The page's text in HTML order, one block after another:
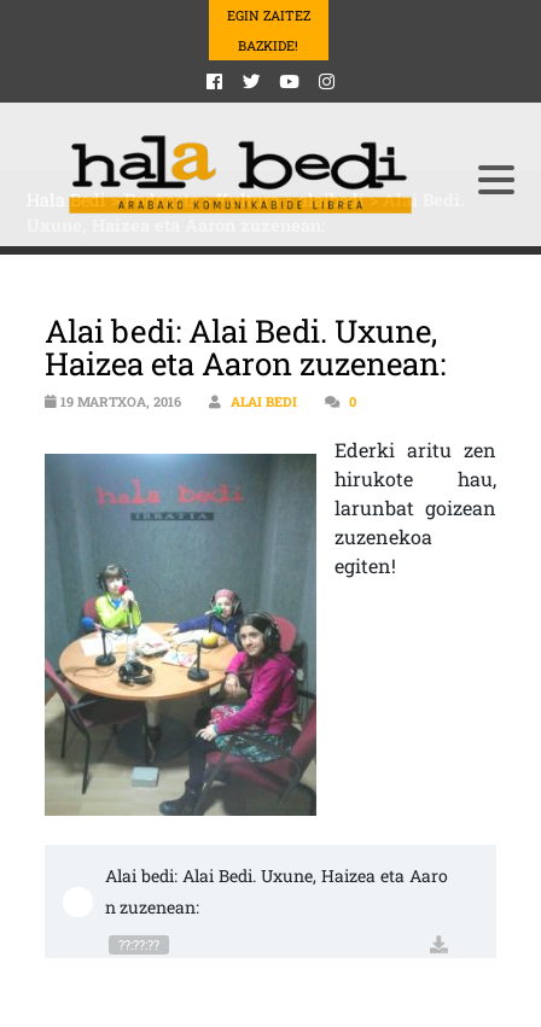
EGIN ZAITEZ
BAZKIDE!
Hala Bedi>Podcasts>Kultura>alaibedi>Alai Bedi.
Alai bedi: Alai Bedi. Uxune,
Haizea eta Aaron zuzenean:
19 MARTXOA, 2016 ALAI BEDI 0
Ederki aritu zen
hirukote hau,
larunbat goizean
zuzenekoa
egiten!
Alai bedi: Alai Bedi. Uxune, Haizea eta Aaro
n zuzenean:
??:??:??